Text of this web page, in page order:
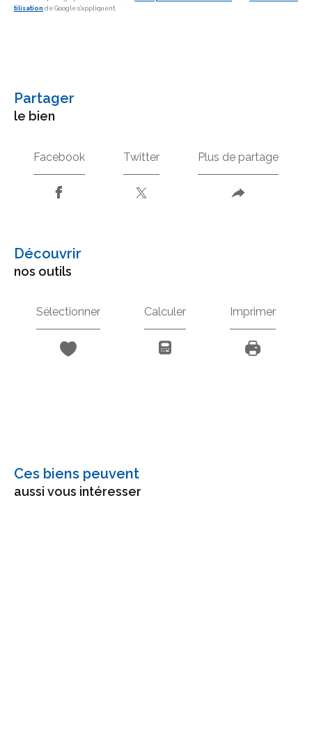
tilisation de Google s'appliquent.
partager
le bien
Facebook Twitter Plus de partage
découvrir
nos outils
Sélectionner Calculer Imprimer
Ces biens peuvent
aussi vous intéresser